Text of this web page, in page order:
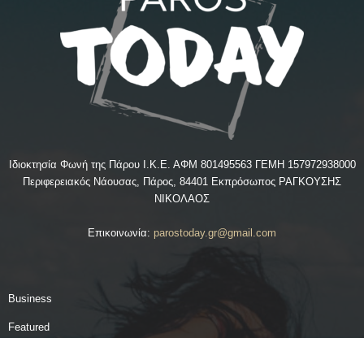
Ιδιοκτησία Φωνή της Πάρου Ι.Κ.Ε. ΑΦΜ 801495563 ΓΕΜΗ 157972938000
Περιφερειακός Νάουσας, Πάρος, 84401 Εκπρόσωπος ΡΑΓΚΟΥΣΗΣ
ΝΙΚΟΛΑΟΣ
Επικοινωνία: parostoday.gr@gmail.com
Business
Featured